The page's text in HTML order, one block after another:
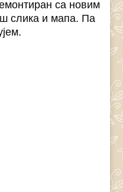
са новим
слика и мапа. Па